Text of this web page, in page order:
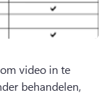
video in te
behandelen,